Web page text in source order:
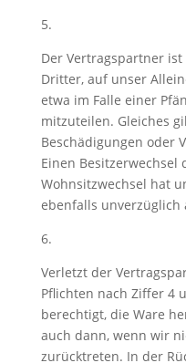
5.
Der Vertragspartner
Dritter, auf unser
etwa im Falle einer
mitzuteilen. Gleiches
Beschädigungen oder
Einen Besitzerwechsel
Wohnsitzwechsel hat
ebenfalls unverzüglich
6.
Verletzt der
Pflichten nach Ziffer 4
berechtigt, die Ware
auch dann, wenn wir
zurücktreten. In der